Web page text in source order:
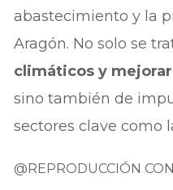
abastecimiento y la
Aragón. No solo se
climáticos y
sino también de
sectores clave como
@REPRODUCCIÓN